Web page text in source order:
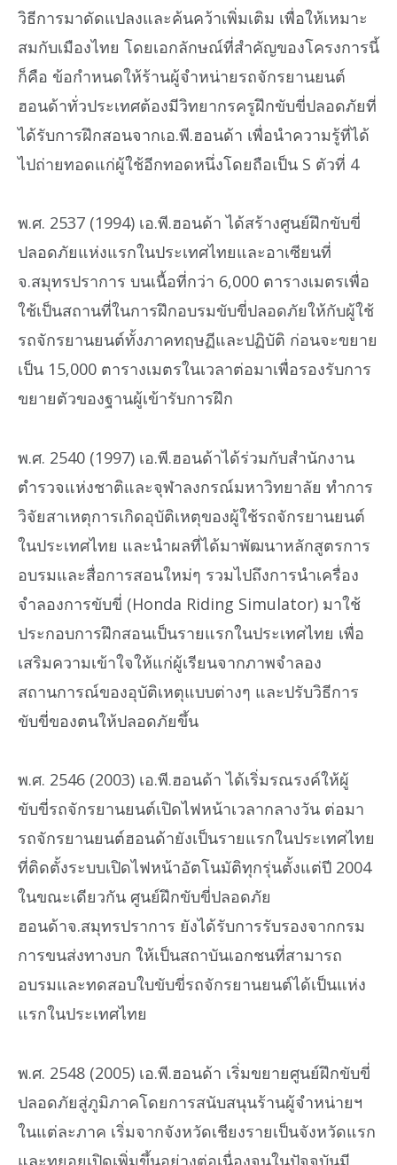
วิธีการมาดัดแปลงและค้นคว้าเพิ่มเติม เพื่อให้เหมาะ
สมกับเมืองไทย โดยเอกลักษณ์ที่สำคัญของโครงการนี้
ก็คือ ข้อกำหนดให้ร้านผู้จำหน่ายรถจักรยานยนต์
ฮอนด้าทั่วประเทศต้องมีวิทยากรครูฝึกขับขี่ปลอดภัยที่
ได้รับการฝึกสอนจากเอ.พี.ฮอนด้า เพื่อนำความรู้ที่ได้
ไปถ่ายทอดแก่ผู้ใช้อีกทอดหนึ่งโดยถือเป็น S ตัวที่ 4
พ.ศ. 2537 (1994) เอ.พี.ฮอนด้า ได้สร้างศูนย์ฝึกขับขี่
ปลอดภัยแห่งแรกในประเทศไทยและอาเซียนที่
จ.สมุทรปราการ บนเนื้อที่กว่า 6,000 ตารางเมตรเพื่อ
ใช้เป็นสถานที่ในการฝึกอบรมขับขี่ปลอดภัยให้กับผู้ใช้
รถจักรยานยนต์ทั้งภาคทฤษฏีและปฏิบัติ ก่อนจะขยาย
เป็น 15,000 ตารางเมตรในเวลาต่อมาเพื่อรองรับการ
ขยายตัวของฐานผู้เข้ารับการฝึก
พ.ศ. 2540 (1997) เอ.พี.ฮอนด้าได้ร่วมกับสำนักงาน
ตำรวจแห่งชาติและจุฬาลงกรณ์มหาวิทยาลัย ทำการ
วิจัยสาเหตุการเกิดอุบัติเหตุของผู้ใช้รถจักรยานยนต์
ในประเทศไทย และนำผลที่ได้มาพัฒนาหลักสูตรการ
อบรมและสื่อการสอนใหม่ๆ รวมไปถึงการนำเครื่อง
จำลองการขับขี่ (Honda Riding Simulator) มาใช้
ประกอบการฝึกสอนเป็นรายแรกในประเทศไทย เพื่อ
เสริมความเข้าใจให้แก่ผู้เรียนจากภาพจำลอง
สถานการณ์ของอุบัติเหตุแบบต่างๆ และปรับวิธีการ
ขับขี่ของตนให้ปลอดภัยขึ้น
พ.ศ. 2546 (2003) เอ.พี.ฮอนด้า ได้เริ่มรณรงค์ให้ผู้
ขับขี่รถจักรยานยนต์เปิดไฟหน้าเวลากลางวัน ต่อมา
รถจักรยานยนต์ฮอนด้ายังเป็นรายแรกในประเทศไทย
ที่ติดตั้งระบบเปิดไฟหน้าอัตโนมัติทุกรุ่นตั้งแต่ปี 2004
ในขณะเดียวกัน ศูนย์ฝึกขับขี่ปลอดภัย
ฮอนด้าจ.สมุทรปราการ ยังได้รับการรับรองจากกรม
การขนส่งทางบก ให้เป็นสถาบันเอกชนที่สามารถ
อบรมและทดสอบใบขับขี่รถจักรยานยนต์ได้เป็นแห่ง
แรกในประเทศไทย
พ.ศ. 2548 (2005) เอ.พี.ฮอนด้า เริ่มขยายศูนย์ฝึกขับขี่
ปลอดภัยสู่ภูมิภาคโดยการสนับสนุนร้านผู้จำหน่ายฯ
ในแต่ละภาค เริ่มจากจังหวัดเชียงรายเป็นจังหวัดแรก
และทยอยเปิดเพิ่มขึ้นอย่างต่อเนื่องจนในปัจจุบันมี